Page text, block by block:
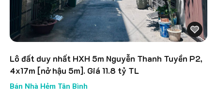
Lô đất duy nhất HXH 5m Nguyễn Thanh Tuyền P2,
4x17m [nở hậu 5m]. Giá 11.8 tỷ TL
Bán Nhà Hẻm Tân Bình